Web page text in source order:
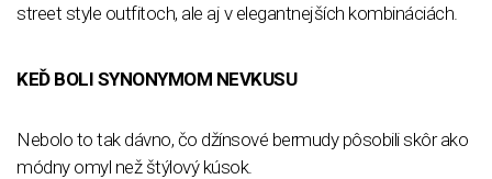
street style outfitoch, ale aj v elegantnejších kombináciách.
KEĎ BOLI SYNONYMOM NEVKUSU
Nebolo to tak dávno, čo džínsové bermudy pôsobili skôr ako
módny omyl než štýlový kúsok.